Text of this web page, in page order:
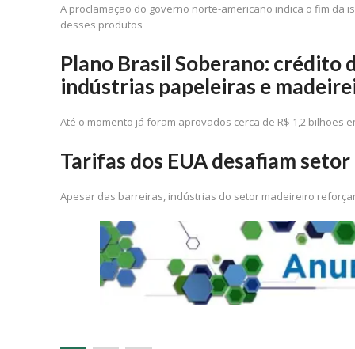
A proclamação do governo norte-americano indica o fim
desses produtos
Plano Brasil Soberano: crédito
indústrias papeleiras e
Até o momento já foram aprovados cerca de R$ 1,2 bilhões
Tarifas dos EUA desafiam
Apesar das barreiras, indústrias do setor madeireiro